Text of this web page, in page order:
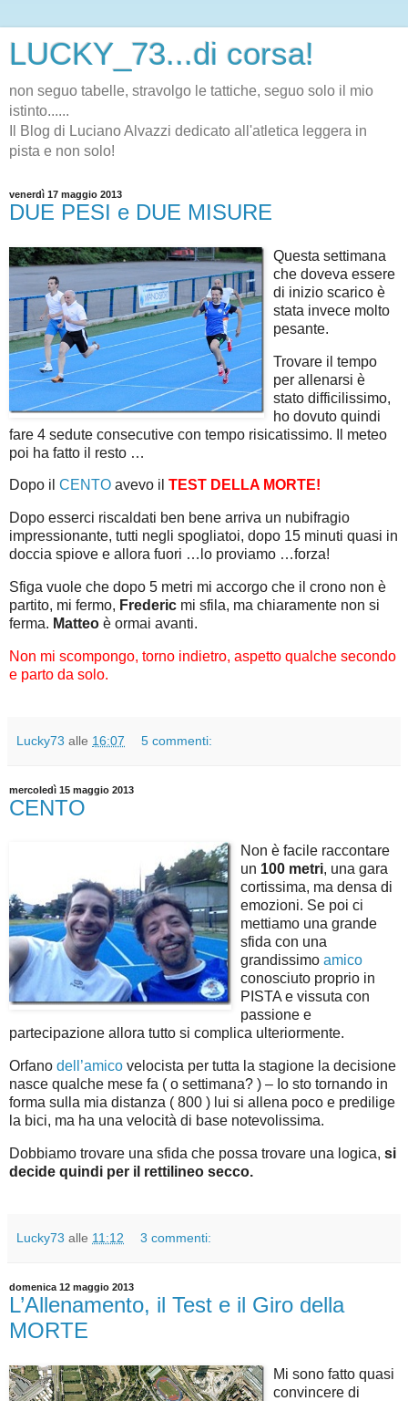
LUCKY_73...di corsa!
non seguo tabelle, stravolgo le tattiche, seguo solo il mio
istinto......
Il Blog di Luciano Alvazzi dedicato all'atletica leggera in
pista e non solo!
venerdì 17 maggio 2013
DUE PESI e DUE MISURE
Questa settimana
che doveva essere
di inizio scarico è
stata invece molto
pesante.
Trovare il tempo
per allenarsi è
stato difficilissimo,
ho dovuto quindi
fare 4 sedute consecutive con tempo risicatissimo. Il meteo
poi ha fatto il resto …
Dopo il CENTO avevo il TEST DELLA MORTE!
Dopo esserci riscaldati ben bene arriva un nubifragio
impressionante, tutti negli spogliatoi, dopo 15 minuti quasi in
doccia spiove e allora fuori …lo proviamo …forza!
Sfiga vuole che dopo 5 metri mi accorgo che il crono non è
partito, mi fermo, Frederic mi sfila, ma chiaramente non si
ferma. Matteo è ormai avanti.
Non mi scompongo, torno indietro, aspetto qualche secondo
e parto da solo.
Lucky73 alle 16:07 5 commenti:
mercoledì 15 maggio 2013
CENTO
Non è facile raccontare
un 100 metri, una gara
cortissima, ma densa di
emozioni. Se poi ci
mettiamo una grande
sfida con una
grandissimo amico
conosciuto proprio in
PISTA e vissuta con
passione e
partecipazione allora tutto si complica ulteriormente.
Orfano dell’amico velocista per tutta la stagione la decisione
nasce qualche mese fa ( o settimana? ) – Io sto tornando in
forma sulla mia distanza ( 800 ) lui si allena poco e predilige
la bici, ma ha una velocità di base notevolissima.
Dobbiamo trovare una sfida che possa trovare una logica, si
decide quindi per il rettilineo secco.
Lucky73 alle 11:12 3 commenti:
domenica 12 maggio 2013
L’Allenamento, il Test e il Giro della
MORTE
Mi sono fatto quasi
convincere di